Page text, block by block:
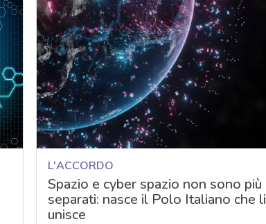
L'ACCORDO
Spazio e cyber spazio non sono più
separati: nasce il Polo Italiano che li
unisce